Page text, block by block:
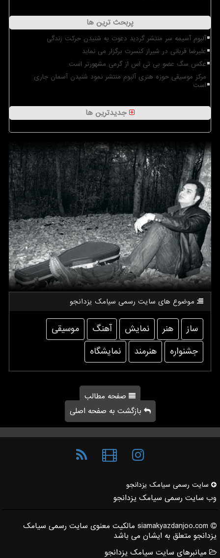
پربحث ترین ها
آلبوم آسیمه سر منتشر گردید دعوت به شنیدن حرکت زندگی
علیرضا قربانی در شیراز کنسرت برگزار می نماید
عکس سگ عضو بی تی اس از گرمی مشهورتر است
مرکز موسیقی حوزه هنری آلبوم منتشر نمود شنیدن آسمان جاری
است
جدیدترین ها
موضوع های سایت رسمی سیامك یزدانجو
ساز هنر نمایش آهنگ
موسیقی
جشنواره
هنرمند نمایشگاه
صفحه مطالب
بازگشت به صفحه اصلی
سایت رسمی سیامك یزدانجو
وب سایت رسمی سیامک یزدانجو
siamakyazdanjoo.com مالکیت معنوی سایت رسمی سیامک
یزدانجو متعلق به ایشان می باشد
میانبرهای سایت سیامک یزدانجو